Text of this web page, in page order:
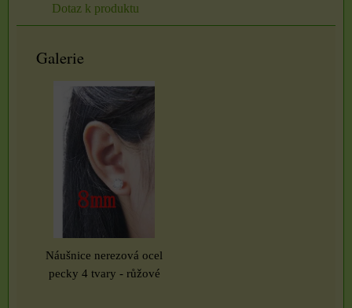
Dotaz k produktu
Galerie
Náušnice nerezová ocel
pecky 4 tvary - růžové